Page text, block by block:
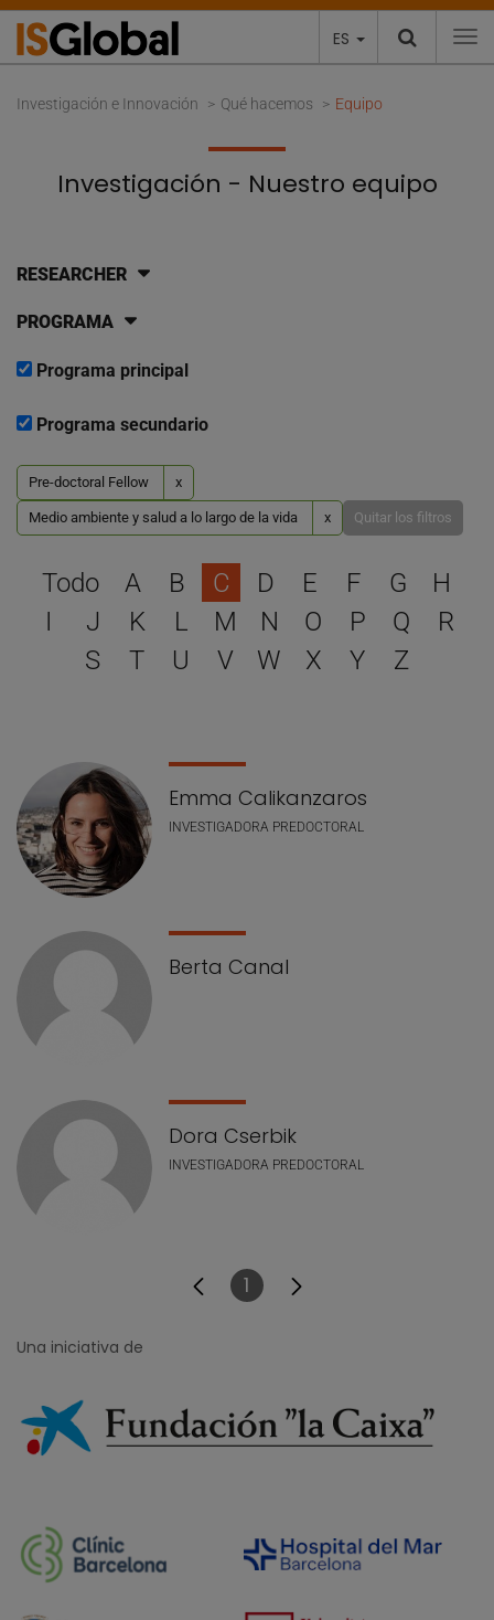
ES
Investigación e Innovación Qué hacemos Equipo
Investigación - Nuestro equipo
RESEARCHER
PROGRAMA
Programa principal
Programa secundario
Pre-doctoral Fellow x
Medio ambiente y salud a lo largo de la vida x Quitar los filtros
Selecciona una letra
Todo A B C D E F G
H
I
J K L M N O P Q
R
S
T U V W X Y Z
Lista de personal
Emma Calikanzaros
INVESTIGADORA PREDOCTORAL
Berta Canal
Dora Cserbik
INVESTIGADORA PREDOCTORAL
Página
1
Una iniciativa de